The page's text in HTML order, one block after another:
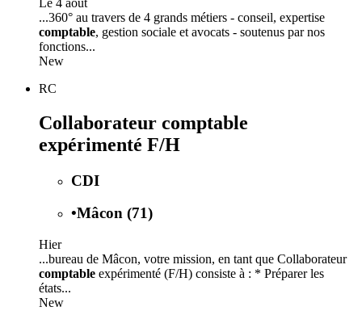
...360° au travers de 4 grands métiers - conseil, expertise
comptable, gestion sociale et avocats - soutenus par nos
fonctions...
New
RC
Collaborateur comptable
expérimenté F/H
CDI
•Mâcon (71)
Hier
...bureau de Mâcon, votre mission, en tant que Collaborateur
comptable expérimenté (F/H) consiste à : * Préparer les
états...
New